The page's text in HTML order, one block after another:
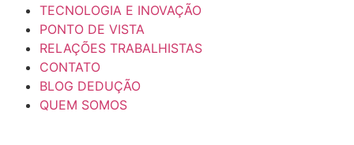
TECNOLOGIA E INOVAÇÃO
PONTO DE VISTA
RELAÇÕES TRABALHISTAS
CONTATO
BLOG DEDUÇÃO
QUEM SOMOS